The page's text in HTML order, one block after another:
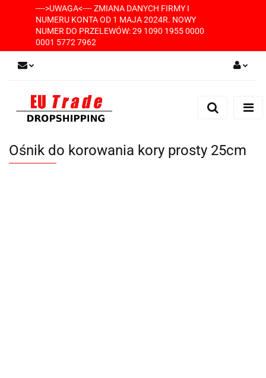
---->UWAGA<---- ZMIANA DANYCH FIRMY I
NUMERU KONTA OD 1 MAJA 2024R. NOWY
NUMER DO PRZELEWÓW: 29 1090 1955 0000
0001 5772 7962
Zarejestruj się
Ośnik do korowania kory prosty 25cm